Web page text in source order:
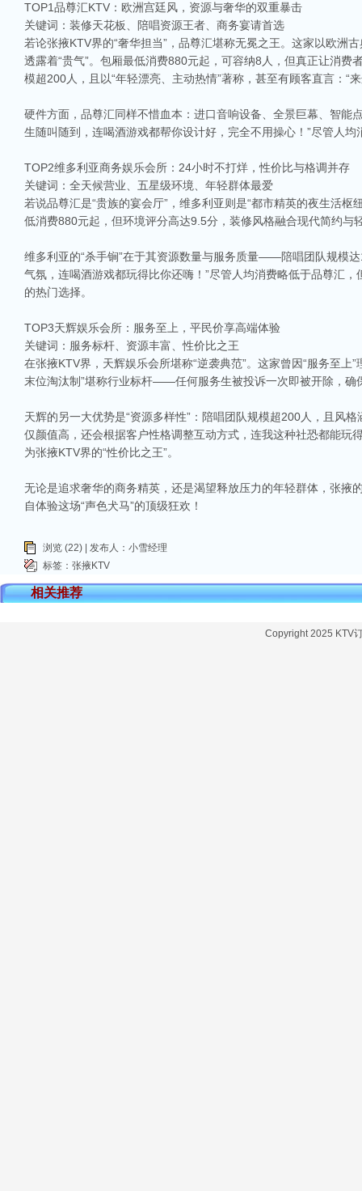
相关推荐
TOP1品尊汇KTV：欧洲宫廷风，资源与奢华的双重暴击
关键词：装修天花板、陪唱资源王者、商务宴请首选
若论张掖KTV界的“奢华担当”，品尊汇堪称无冕之王。这家以欧洲
透露着“贵气”。包厢最低消费880元起，可容纳8人，但真正让消
模超200人，且以“年轻漂亮、主动热情”著称，甚至有顾客直言：“
硬件方面，品尊汇同样不惜血本：进口音响设备、全景巨幕、智能
生随叫随到，连喝酒游戏都帮你设计好，完全不用操心！”尽管人
TOP2维多利亚商务娱乐会所：24小时不打烊，性价比与格调并存
关键词：全天候营业、五星级环境、年轻群体最爱
若说品尊汇是“贵族的宴会厅”，维多利亚则是“都市精英的夜生活
低消费880元起，但环境评分高达9.5分，装修风格融合现代简约与
维多利亚的“杀手锏”在于其资源数量与服务质量——陪唱团队规模
气氛，连喝酒游戏都玩得比你还嗨！”尽管人均消费略低于品尊汇
的热门选择。
TOP3天辉娱乐会所：服务至上，平民价享高端体验
关键词：服务标杆、资源丰富、性价比之王
在张掖KTV界，天辉娱乐会所堪称“逆袭典范”。这家曾因“服务至
末位淘汰制”堪称行业标杆——任何服务生被投诉一次即被开除，确
天辉的另一大优势是“资源多样性”：陪唱团队规模超200人，且风
仅颜值高，还会根据客户性格调整互动方式，连我这种社恐都能玩
为张掖KTV界的“性价比之王”。
无论是追求奢华的商务精英，还是渴望释放压力的年轻群体，张掖
自体验这场“声色犬马”的顶级狂欢！
浏览 (22) | 发布人：小雪经理
标签： 张掖KTV
Copyright 2025 KTV